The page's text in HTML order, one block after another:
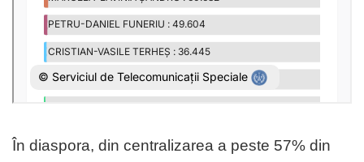
În diaspora, din centralizarea a peste 57% din